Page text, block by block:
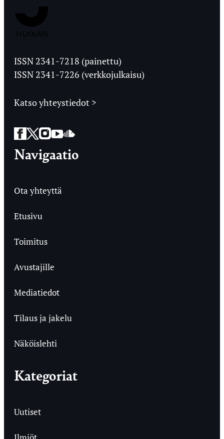
Ylioppilaslehti
ISSN 2341-7218 (painettu)
ISSN 2341-7226 (verkkojulkaisu)
Katso yhteystiedot >
Facebook
Twitter
Instagram
YouTube
SoundCloud
Navigaatio
Ota yhteyttä
Etusivu
Toimitus
Avustajille
Mediatiedot
Tilaus ja jakelu
Näköislehti
Kategoriat
Uutiset